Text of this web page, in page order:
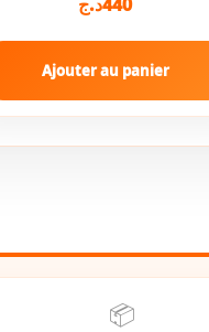
Ajouter au panier
📦